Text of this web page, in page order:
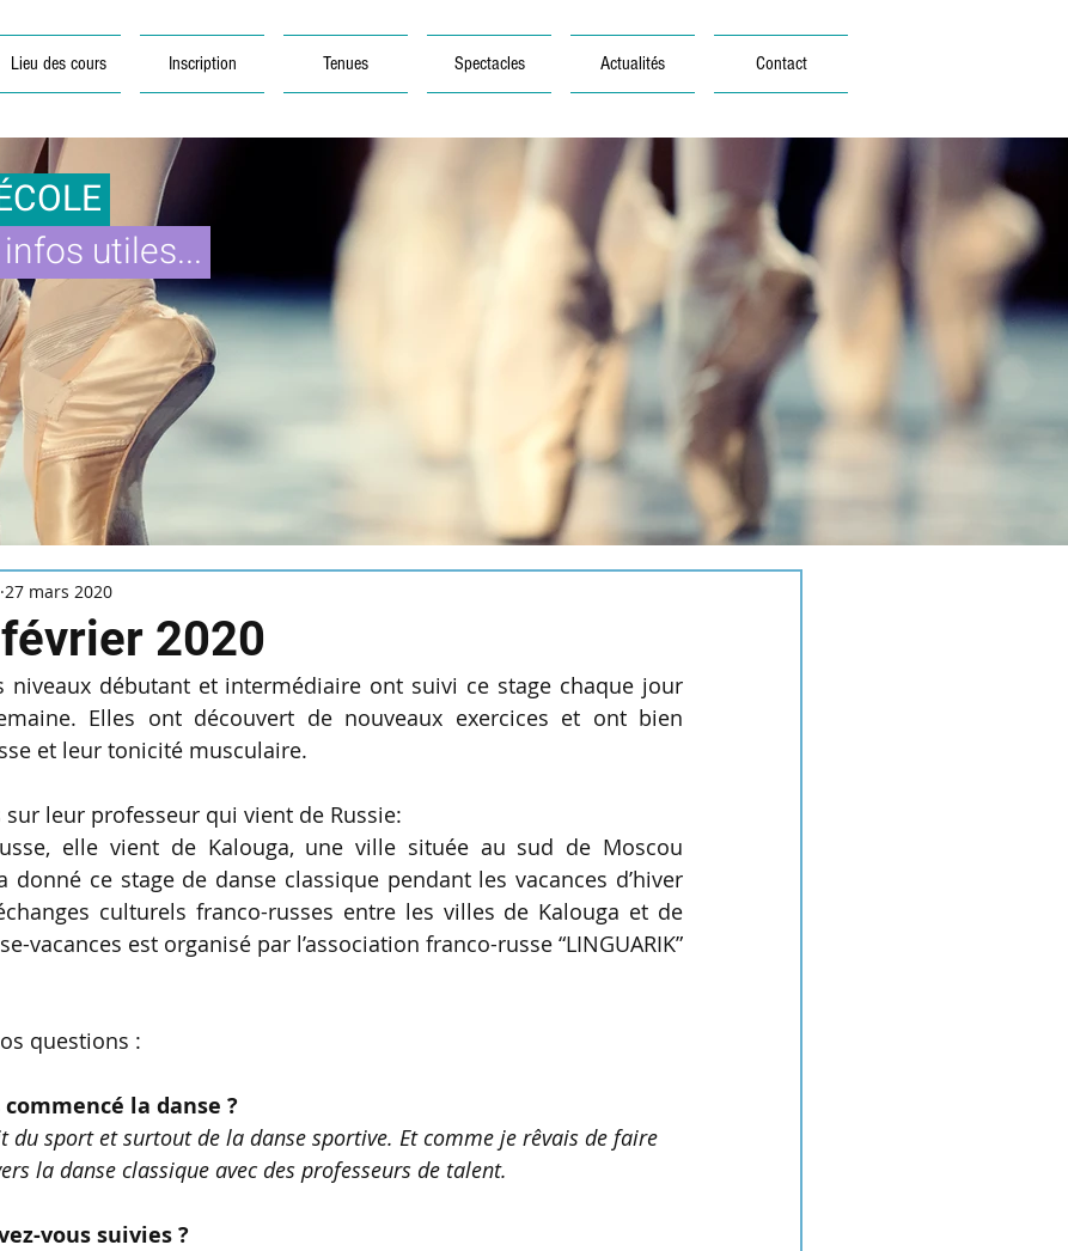
Lieu des cours Inscription Tenues Spectacles Actualités Contact
utiles...
2020
27 mars 2020
niveaux débutant et intermédiaire ont suivi ce stage chaque jour
Elles ont découvert de nouveaux exercices et ont bien
et leur tonicité musculaire.
leur professeur qui vient de Russie:
elle vient de Kalouga, une ville située au sud de Moscou
donné ce stage de danse classique pendant les vacances d’hiver
culturels franco-russes entre les villes de Kalouga et de
vacances est organisé par l’association franco-russe “LINGUARIK”
questions :
la danse ?
du sport et surtout de la danse sportive. Et comme je rêvais de faire
la danse classique avec des professeurs de talent.
vous suivies ?